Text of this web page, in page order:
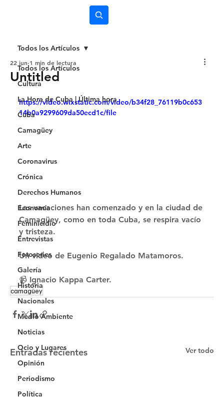
Todos los Artículos
Cultura
La Hora de Cuba | Última hora
Cuba
Camagüey
Arte
Coronavirus
Crónica
Derechos Humanos
Economía
Feminicidio
Entrevistas
Fotoseries
Galería
Historia
Nacionales
Medio Ambiente
Noticias
Ocio y Lugares
Opinión
Periodismo
Política
Todos los Artículos
Untitled
22 jun 1 min de lectura
https://video.wixstatic.com/video/b34f28_76119b0c653
14b0a9299609da50ecd1c/file
Las vacaciones han comenzado y en la ciudad de
Camagüey, como en toda Cuba, se respira vacío
y tristeza.
Un video de Eugenio Regalado Matamoros.
📹 Ignacio Kappa Carter.
camagüey
Entradas recientes Ver todo